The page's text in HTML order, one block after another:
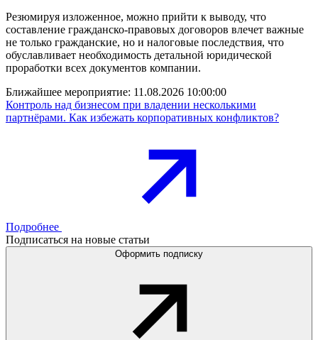
Резюмируя изложенное, можно прийти к выводу, что
составление гражданско-правовых договоров влечет важные
не только гражданские, но и налоговые последствия, что
обуславливает необходимость детальной юридической
проработки всех документов компании.
Ближайшее мероприятие: 11.08.2026 10:00:00
Контроль над бизнесом при владении несколькими
партнёрами. Как избежать корпоративных конфликтов?
Подробнее
Подписаться на новые статьи
Оформить подписку